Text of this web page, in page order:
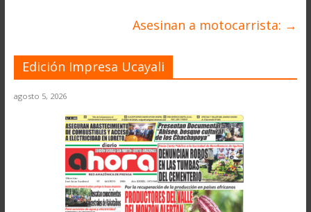
Asesinan a motocarrista: →
Edición Impresa Ucayali
agosto 5, 2026